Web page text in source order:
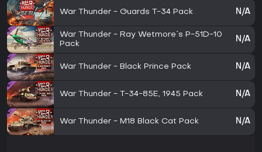
War Thunder - Guards T-34 Pack N/A
War Thunder - Ray Wetmore`s P-51D-10
Pack
N/A
War Thunder - Black Prince Pack N/A
War Thunder - T-34-85E, 1945 Pack N/A
War Thunder - M18 Black Cat Pack N/A